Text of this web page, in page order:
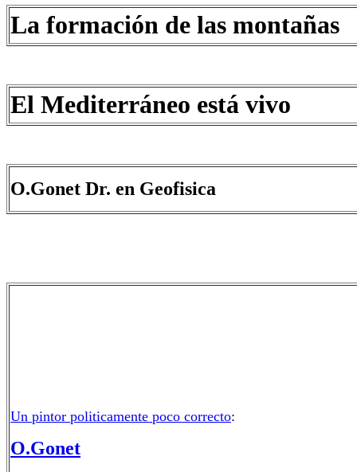
La formación de las montañas
El Mediterráneo está vivo
O.Gonet Dr. en Geofisica
Un pintor politicamente poco correcto:
O.Gonet